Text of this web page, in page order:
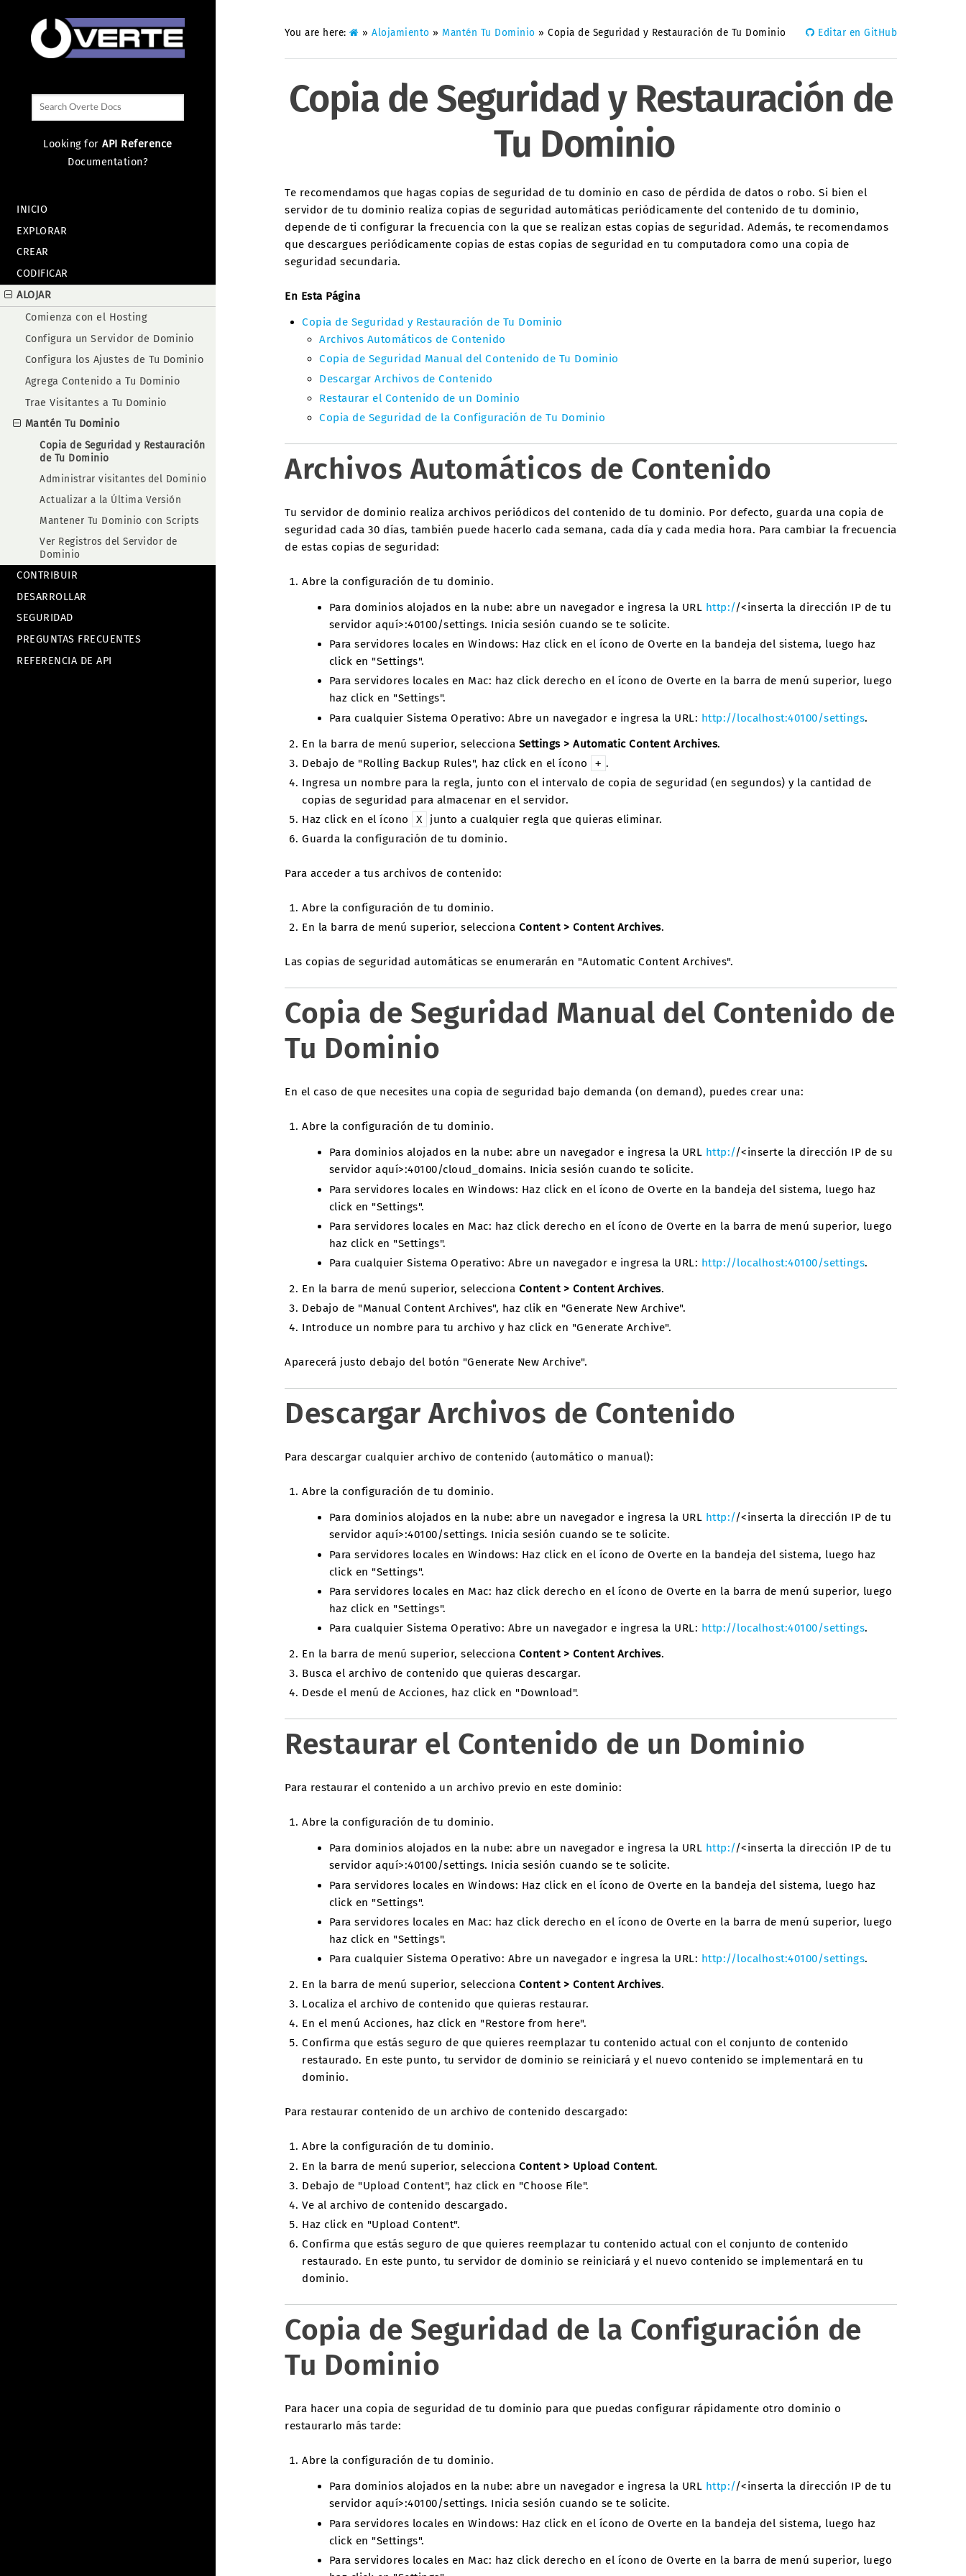
Looking forAPI Reference
Documentation?
INICIO
EXPLORAR
CREAR
CODIFICAR
ALOJAR
Comienza con el Hosting
Configura un Servidor de Dominio
Configura los Ajustes de Tu Dominio
Agrega Contenido a Tu Dominio
Trae Visitantes a Tu Dominio
Mantén Tu Dominio
Copia de Seguridad y Restauración
de Tu Dominio
Administrar visitantes del Dominio
Actualizar a la Última Versión
Mantener Tu Dominio con Scripts
Ver Registros del Servidor de
Dominio
CONTRIBUIR
DESARROLLAR
SEGURIDAD
PREGUNTAS FRECUENTES
REFERENCIA DE API
You are here: » Alojamiento » Mantén Tu Dominio » Copia de Seguridad y Restauración de Tu Dominio Editar en GitHub
Copia de Seguridad y Restauración de
Tu Dominio
Te recomendamos que hagas copias de seguridad de tu dominio en caso de pérdida de datos o robo. Si bien el
servidor de tu dominio realiza copias de seguridad automáticas periódicamente del contenido de tu dominio,
depende de ti configurar la frecuencia con la que se realizan estas copias de seguridad. Además, te recomendamos
que descargues periódicamente copias de estas copias de seguridad en tu computadora como una copia de
seguridad secundaria.
En Esta Página
Copia de Seguridad y Restauración de Tu Dominio
Archivos Automáticos de Contenido
Copia de Seguridad Manual del Contenido de Tu Dominio
Descargar Archivos de Contenido
Restaurar el Contenido de un Dominio
Copia de Seguridad de la Configuración de Tu Dominio
Archivos Automáticos de Contenido
Tu servidor de dominio realiza archivos periódicos del contenido de tu dominio. Por defecto, guarda una copia de
seguridad cada 30 días, también puede hacerlo cada semana, cada día y cada media hora. Para cambiar la frecuencia
de estas copias de seguridad:
Abre la configuración de tu dominio.
Para dominios alojados en la nube: abre un navegador e ingresa la URL http://<inserta la dirección IP de tu
servidor aquí>:40100/settings. Inicia sesión cuando se te solicite.
Para servidores locales en Windows: Haz click en el ícono de Overte en la bandeja del sistema, luego haz
click en "Settings".
Para servidores locales en Mac: haz click derecho en el ícono de Overte en la barra de menú superior, luego
haz click en "Settings".
Para cualquier Sistema Operativo: Abre un navegador e ingresa la URL: http://localhost:40100/settings.
En la barra de menú superior, selecciona Settings > Automatic Content Archives.
Debajo de "Rolling Backup Rules", haz click en el ícono
+ .
Ingresa un nombre para la regla, junto con el intervalo de copia de seguridad (en segundos) y la cantidad de
copias de seguridad para almacenar en el servidor.
Haz click en el ícono
X
junto a cualquier regla que quieras eliminar.
Guarda la configuración de tu dominio.
Para acceder a tus archivos de contenido:
Abre la configuración de tu dominio.
En la barra de menú superior, selecciona Content > Content Archives.
Las copias de seguridad automáticas se enumerarán en "Automatic Content Archives".
Copia de Seguridad Manual del Contenido de
Tu Dominio
En el caso de que necesites una copia de seguridad bajo demanda (on demand), puedes crear una:
Abre la configuración de tu dominio.
Para dominios alojados en la nube: abre un navegador e ingresa la URL http://<inserte la dirección IP de su
servidor aquí>:40100/cloud_domains. Inicia sesión cuando te solicite.
Para servidores locales en Windows: Haz click en el ícono de Overte en la bandeja del sistema, luego haz
click en "Settings".
Para servidores locales en Mac: haz click derecho en el ícono de Overte en la barra de menú superior, luego
haz click en "Settings".
Para cualquier Sistema Operativo: Abre un navegador e ingresa la URL: http://localhost:40100/settings.
En la barra de menú superior, selecciona Content > Content Archives.
Debajo de "Manual Content Archives", haz clik en "Generate New Archive".
Introduce un nombre para tu archivo y haz click en "Generate Archive".
Aparecerá justo debajo del botón "Generate New Archive".
Descargar Archivos de Contenido
Para descargar cualquier archivo de contenido (automático o manual):
Abre la configuración de tu dominio.
Para dominios alojados en la nube: abre un navegador e ingresa la URL http://<inserta la dirección IP de tu
servidor aquí>:40100/settings. Inicia sesión cuando se te solicite.
Para servidores locales en Windows: Haz click en el ícono de Overte en la bandeja del sistema, luego haz
click en "Settings".
Para servidores locales en Mac: haz click derecho en el ícono de Overte en la barra de menú superior, luego
haz click en "Settings".
Para cualquier Sistema Operativo: Abre un navegador e ingresa la URL: http://localhost:40100/settings.
En la barra de menú superior, selecciona Content > Content Archives.
Busca el archivo de contenido que quieras descargar.
Desde el menú de Acciones, haz click en "Download".
Restaurar el Contenido de un Dominio
Para restaurar el contenido a un archivo previo en este dominio:
Abre la configuración de tu dominio.
Para dominios alojados en la nube: abre un navegador e ingresa la URL http://<inserta la dirección IP de tu
servidor aquí>:40100/settings. Inicia sesión cuando se te solicite.
Para servidores locales en Windows: Haz click en el ícono de Overte en la bandeja del sistema, luego haz
click en "Settings".
Para servidores locales en Mac: haz click derecho en el ícono de Overte en la barra de menú superior, luego
haz click en "Settings".
Para cualquier Sistema Operativo: Abre un navegador e ingresa la URL: http://localhost:40100/settings.
En la barra de menú superior, selecciona Content > Content Archives.
Localiza el archivo de contenido que quieras restaurar.
En el menú Acciones, haz click en "Restore from here".
Confirma que estás seguro de que quieres reemplazar tu contenido actual con el conjunto de contenido
restaurado. En este punto, tu servidor de dominio se reiniciará y el nuevo contenido se implementará en tu
dominio.
Para restaurar contenido de un archivo de contenido descargado:
Abre la configuración de tu dominio.
En la barra de menú superior, selecciona Content > Upload Content.
Debajo de "Upload Content", haz click en "Choose File".
Ve al archivo de contenido descargado.
Haz click en "Upload Content".
Confirma que estás seguro de que quieres reemplazar tu contenido actual con el conjunto de contenido
restaurado. En este punto, tu servidor de dominio se reiniciará y el nuevo contenido se implementará en tu
dominio.
Copia de Seguridad de la Configuración de
Tu Dominio
Para hacer una copia de seguridad de tu dominio para que puedas configurar rápidamente otro dominio o
restaurarlo más tarde:
Abre la configuración de tu dominio.
Para dominios alojados en la nube: abre un navegador e ingresa la URL http://<inserta la dirección IP de tu
servidor aquí>:40100/settings. Inicia sesión cuando se te solicite.
Para servidores locales en Windows: Haz click en el ícono de Overte en la bandeja del sistema, luego haz
click en "Settings".
Para servidores locales en Mac: haz click derecho en el ícono de Overte en la barra de menú superior, luego